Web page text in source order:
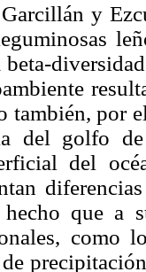
y
también, por
del golfo de
del
que a
como